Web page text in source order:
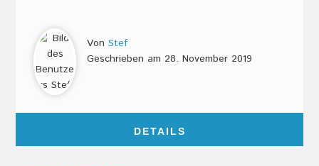
VonStef
Geschrieben am 28. November 2019
DETAILS